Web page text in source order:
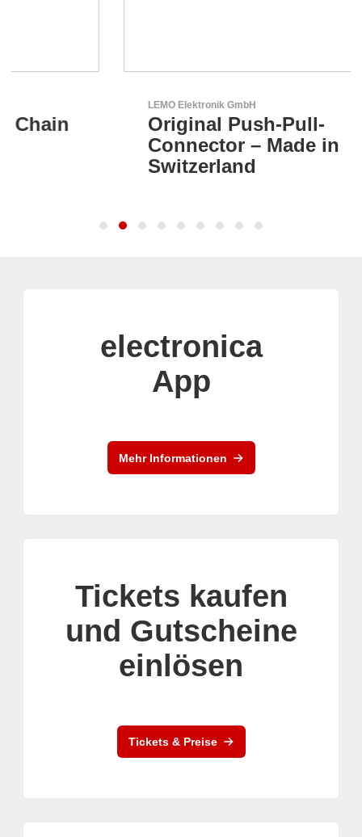
LEMO Elektronik GmbH
Original Push-Pull-
Connector – Made in
Switzerland
electronica
App
Mehr Informationen
Tickets kaufen
und Gutscheine
einlösen
Tickets & Preise